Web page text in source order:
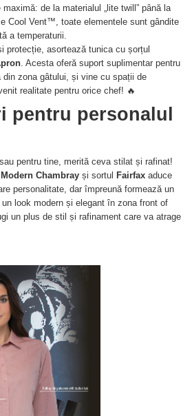
de la materialul „lite twill” până la
Cool Vent™, toate elementele sunt gândite
a temperaturii.
protecție, asortează tunica cu șorțul
. Acesta oferă suport suplimentar pentru
din zona gâtului, și vine cu spații de
realitate pentru orice chef! 🔥
pentru personalul
pentru tine, merită ceva stilat și rafinat!
Modern Chambray și sortul Fairfax aduce
personalitate, dar împreună formează un
look modern și elegant în zona front of
un plus de stil și rafinament care va atrage